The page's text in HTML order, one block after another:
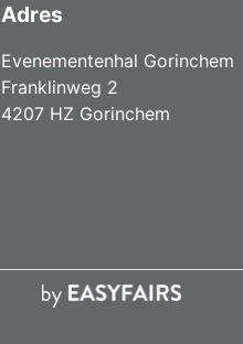
Adres
Evenementenhal Gorinchem
Franklinweg 2
4207 HZ Gorinchem